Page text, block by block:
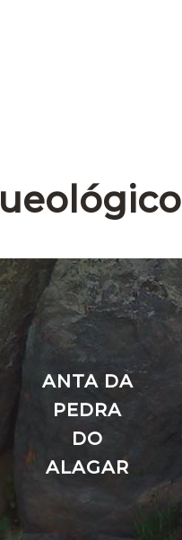
ANTA DA
PEDRA
DO
ALAGAR